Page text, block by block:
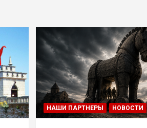
НАШИ ПАРТНЕРЫ НОВОСТИ